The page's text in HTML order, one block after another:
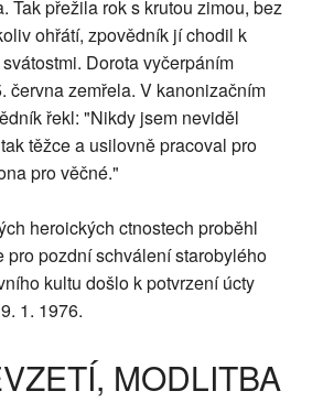
Tak přežila rok s krutou zimou, bez
ohřátí, zpovědník jí chodil k
Dorota vyčerpáním
června zemřela. V kanonizačním
řekl: "Nikdy jsem neviděl
těžce a usilovně pracoval pro
pro věčné."
heroických ctnostech proběhl
pro pozdní schválení starobylého
kultu došlo k potvrzení úcty
1. 1976.
MODLITBA